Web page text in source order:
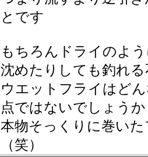
とです
もちろんドライのよ
沈めたりしても釣れ
ウエットフライはど
点ではないでしょう
本物そっくりに巻い
（笑）